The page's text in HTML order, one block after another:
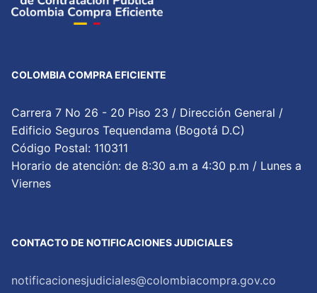
COLOMBIA COMPRA EFICIENTE
Carrera 7 No 26 - 20 Piso 23 / Dirección General /
Edificio Seguros Tequendama (Bogotá D.C)
Código Postal: 110311
Horario de atención: de 8:30 a.m a 4:30 p.m / Lunes a
Viernes
CONTACTO DE NOTIFICACIONES JUDICIALES
notificacionesjudiciales@colombiacompra.gov.co